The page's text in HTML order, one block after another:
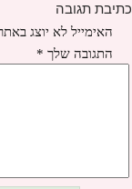
כתיבת תגובה
האימייל לא יוצג
התגובה שלך *